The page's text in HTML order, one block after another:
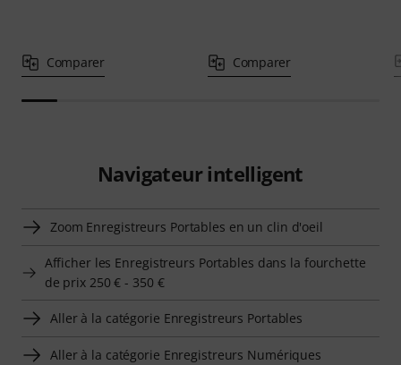
Comparer Comparer
Navigateur intelligent
Zoom Enregistreurs Portables en un clin d'oeil
Afficher les Enregistreurs Portables dans la fourchette
de prix 250 € - 350 €
Aller à la catégorie Enregistreurs Portables
Aller à la catégorie Enregistreurs Numériques